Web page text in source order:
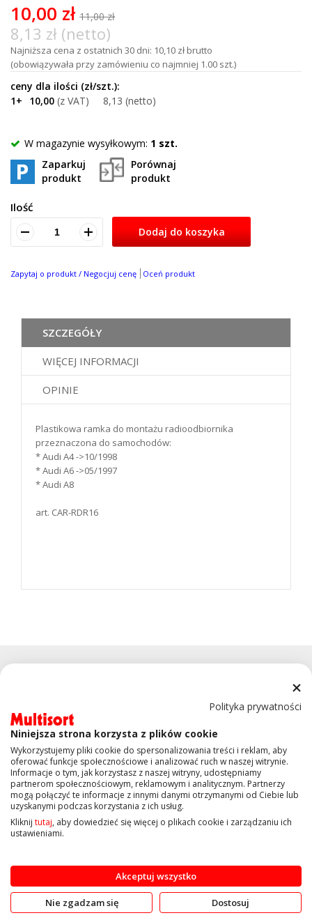
10,00 zł 11,00 zł
8,13 zł (netto)
Najniższa cena z ostatnich 30 dni: 10,10 zł brutto
(obowiązywała przy zamówieniu co najmniej 1.00 szt.)
1+ 10,00 8,13
W magazynie wysyłkowym: 1 szt.
Zaparkuj
produkt
Porównaj
produkt
Ilość
Dodaj do koszyka
Zapytaj o produkt / Negocjuj cenę Oceń produkt
SZCZEGÓŁY
WIĘCEJ INFORMACJI
OPINIE
Plastikowa ramka do montażu radioodbiornika
przeznaczona do samochodów:
* Audi A4 ->10/1998
* Audi A6 ->05/1997
* Audi A8
art. CAR-RDR16
KONTAKT
OBSŁUGA KLIENTA
INFORMACJE
Copyright © 2019 Multisort.pl. Wszelkie prawa zastrzeżone
Polityka prywatności
Niniejsza strona korzysta z plików cookie
Wykorzystujemy pliki cookie do spersonalizowania treści i reklam, aby
oferować funkcje społecznościowe i analizować ruch w naszej witrynie.
Informacje o tym, jak korzystasz z naszej witryny, udostępniamy
partnerom społecznościowym, reklamowym i analitycznym. Partnerzy
mogą połączyć te informacje z innymi danymi otrzymanymi od Ciebie lub
uzyskanymi podczas korzystania z ich usług.
Kliknij tutaj, aby dowiedzieć się więcej o plikach cookie i zarządzaniu ich
ustawieniami.
Akceptuj wszystko
Nie zgadzam się Dostosuj